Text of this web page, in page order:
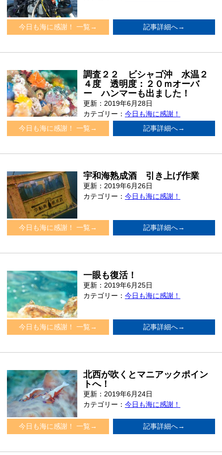
今日も海に感謝！ 一覧→ 記事詳細へ→
調査２２ ビシャゴ沖 水温２
４度 透明度：２０ｍオーバ
ー ハンマーも出ました！
更新：2019年6月28日
カテゴリー： 今日も海に感謝！
今日も海に感謝！ 一覧→
記事詳細へ→
宇和海熟成酒 引き上げ作業
更新：2019年6月26日
カテゴリー： 今日も海に感謝！
今日も海に感謝！ 一覧→ 記事詳細へ→
一眼も復活！
更新：2019年6月25日
カテゴリー： 今日も海に感謝！
今日も海に感謝！ 一覧→ 記事詳細へ→
北西が吹くとマニアックポイン
トへ！
更新：2019年6月24日
カテゴリー： 今日も海に感謝！
今日も海に感謝！ 一覧→ 記事詳細へ→